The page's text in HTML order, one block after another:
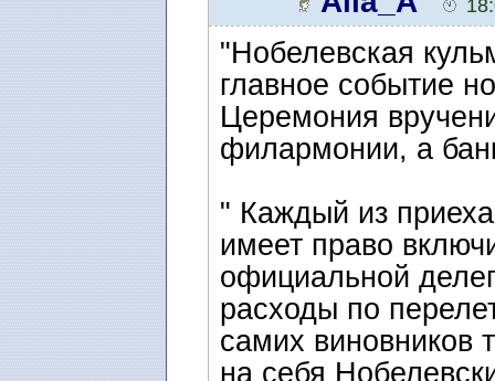
"Нобелевская
главное событие
Церемония
филармонии, а
" Каждый из
имеет право
официальной
расходы по
самих виновников
на себя